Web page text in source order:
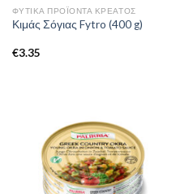
ΦΥΤΙΚΆ ΠΡΟΪΌΝΤΑ ΚΡΈΑΤΟΣ
Κιμάς Σόγιας Fytro (400 g)
€3.35